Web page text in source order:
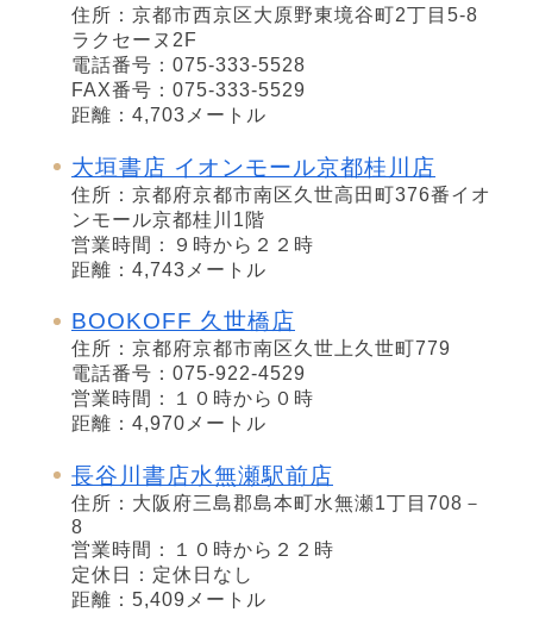
住所：京都市西京区大原野東境谷町2丁目5-8
ラクセーヌ2F
電話番号：075-333-5528
FAX番号：075-333-5529
距離：4,703メートル
大垣書店 イオンモール京都桂川店
住所：京都府京都市南区久世高田町376番イオ
ンモール京都桂川1階
営業時間：９時から２２時
距離：4,743メートル
BOOKOFF 久世橋店
住所：京都府京都市南区久世上久世町779
電話番号：075-922-4529
営業時間：１０時から０時
距離：4,970メートル
長谷川書店水無瀬駅前店
住所：大阪府三島郡島本町水無瀬1丁目708－
8
営業時間：１０時から２２時
定休日：定休日なし
距離：5,409メートル